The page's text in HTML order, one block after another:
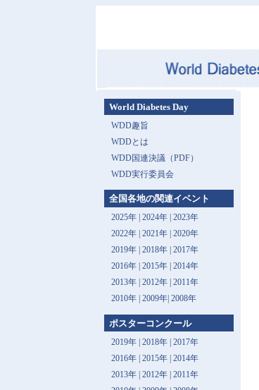
World Diabetes Day
WDD趣旨
WDDとは
WDD国連決議（PDF）
WDD実行委員会
全国各地の関連イベント
2025年| 2024年| 2023年
2022年| 2021年| 2020年
2019年| 2018年| 2017年
2016年| 2015年| 2014年
2013年 | 2012年| 2011年
2010年| 2009年| 2008年
ポスターコンクール
2019年 | 2018年 | 2017年
2016年 | 2015年 | 2014年
2013年 | 2012年 | 2011年